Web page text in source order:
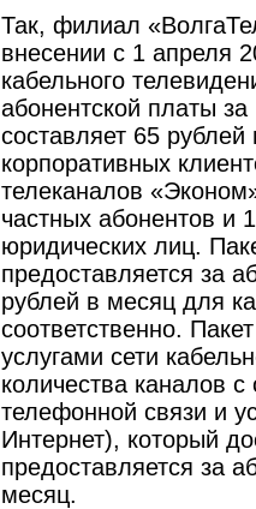
Так, филиал
внесении с 1 апреля
кабельного
абонентской платы
составляет 65
корпоративных
телеканалов
частных абонентов и
юридических лиц.
предоставляется за
рублей в месяц для
соответственно.
услугами сети
количества каналов
телефонной связи и
Интернет), который
предоставляется за
месяц.